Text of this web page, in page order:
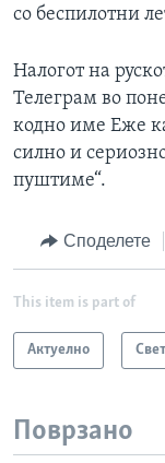
со беспилотни
Налогот на
Телеграм во
кодно име Еже
силно и
пуштиме“.
Споделете
This item is part of
Актуелно Свет
Поврзано